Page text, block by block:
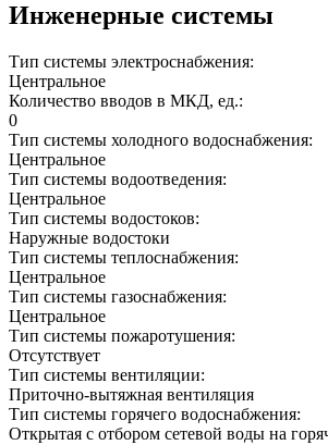
Инженерные системы
Тип системы электроснабжения:
Центральное
Количество вводов в МКД, ед.:
0
Тип системы холодного водоснабжения:
Центральное
Тип системы водоотведения:
Центральное
Тип системы водостоков:
Наружные водостоки
Тип системы теплоснабжения:
Центральное
Тип системы газоснабжения:
Центральное
Тип системы пожаротушения:
Отсутствует
Тип системы вентиляции:
Приточно-вытяжная вентиляция
Тип системы горячего водоснабжения:
Открытая с отбором сетевой воды на